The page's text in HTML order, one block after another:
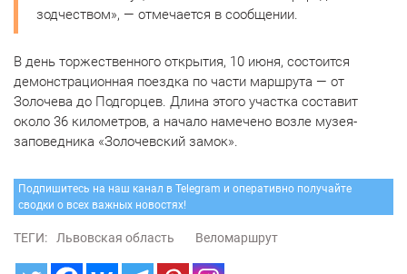
зодчеством», — отмечается в сообщении.
В день торжественного открытия, 10 июня, состоится
демонстрационная поездка по части маршрута — от
Золочева до Подгорцев. Длина этого участка составит
около 36 километров, а начало намечено возле музея-
заповедника «Золочевский замок».
Подпишитесь на наш канал в Telegram и оперативно получайте
сводки о всех важных новостях!
ТЕГИ: Львовская область Веломаршрут